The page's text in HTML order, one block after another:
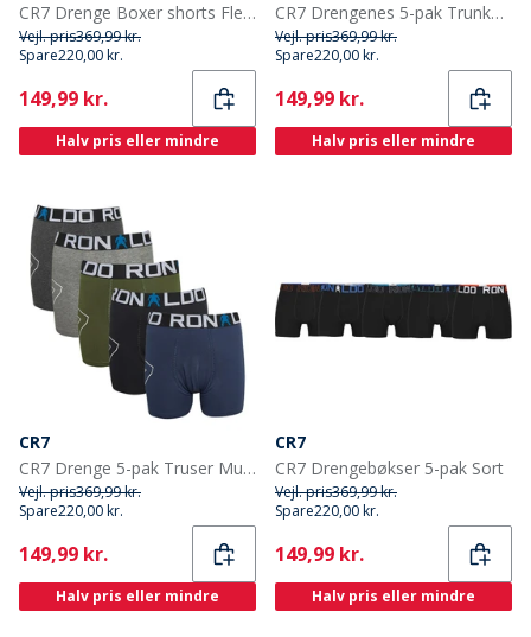
CR7 Drenge Boxer shorts Flerfarvet
Vejl. pris369,99 kr.
Spare220,00 kr.
Current
149,99 kr.
Halv pris eller mindre
CR7 Drengenes 5-pak Trunker Multifarvet
Vejl. pris369,99 kr.
Spare220,00 kr.
Current
149,99 kr.
Halv pris eller mindre
CR7
CR7 Drenge 5-pak Truser Multifarvet
Vejl. pris369,99 kr.
Spare220,00 kr.
Current
149,99 kr.
Halv pris eller mindre
CR7
CR7 Drengebøkser 5-pak Sort
Vejl. pris369,99 kr.
Spare220,00 kr.
Current
149,99 kr.
Halv pris eller mindre